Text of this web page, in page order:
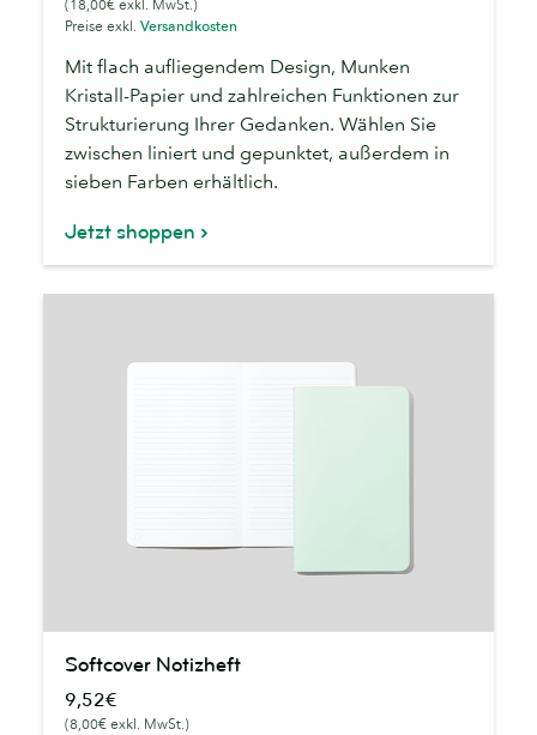
(18,00€ exkl. MwSt.)
Preise exkl. Versandkosten
Mit flach aufliegendem Design, Munken
Kristall-Papier und zahlreichen Funktionen zur
Strukturierung Ihrer Gedanken. Wählen Sie
zwischen liniert und gepunktet, außerdem in
sieben Farben erhältlich.
Jetzt shoppen
Notizheft
Softcover Notizheft
9,52€
(8,00€ exkl. MwSt.)